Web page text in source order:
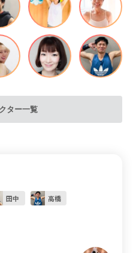
ター一覧
田中 高橋